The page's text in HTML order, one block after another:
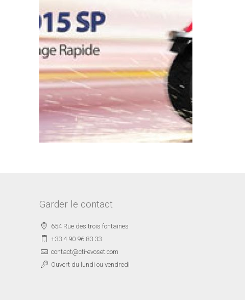
Garder le contact
654 Rue des trois fontaines
+33 4 90 96 83 33
contact@cti-evoset.com
Ouvert du lundi ou vendredi